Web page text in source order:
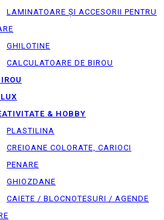
LAMINATOARE ȘI ACCESORII PENTRU
GHILOTINE
CALCULATOARE DE BIROU
& HOBBY
PLASTILINA
CREIOANE COLORATE, CARIOCI
PENARE
GHIOZDANE
CAIETE / BLOCNOTESURI / AGENDE